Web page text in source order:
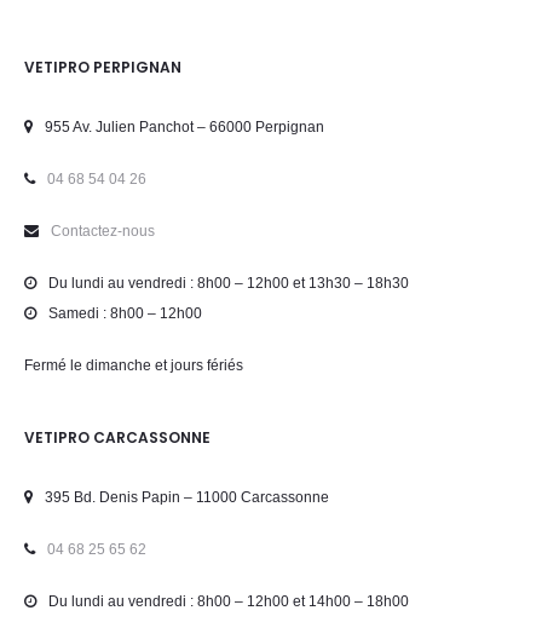
VETIPRO PERPIGNAN
955 Av. Julien Panchot – 66000 Perpignan
04 68 54 04 26
Contactez-nous
Du lundi au vendredi : 8h00 – 12h00 et 13h30 – 18h30
Samedi : 8h00 – 12h00
Fermé le dimanche et jours fériés
VETIPRO CARCASSONNE
395 Bd. Denis Papin – 11000 Carcassonne
04 68 25 65 62
Du lundi au vendredi : 8h00 – 12h00 et 14h00 – 18h00